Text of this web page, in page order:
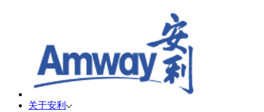
关于安利